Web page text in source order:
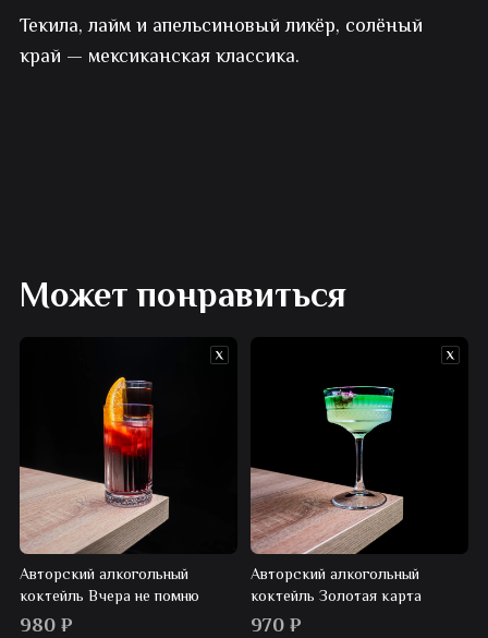
алкогольный
Текила, лайм и апельсиновый ликёр, солёный
край — мексиканская классика.
Может понравиться
Авторский алкогольный
коктейль Вчера не помню
980 ₽
Авторский алкогольный
коктейль Золотая карта
970₽